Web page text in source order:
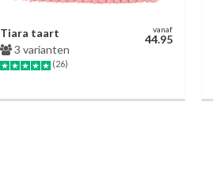
Tiara taart
3 varianten
(26)
vanaf
44.95